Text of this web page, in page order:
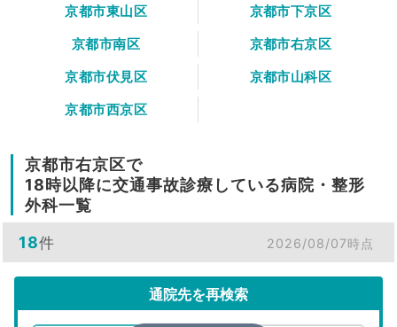
京都市東山区
京都市下京区
京都市南区
京都市右京区
京都市伏見区
京都市山科区
京都市西京区
京都市右京区で
18時以降に交通事故診療している病院・整形
外科一覧
18件 2026/08/07時点
通院先を再検索